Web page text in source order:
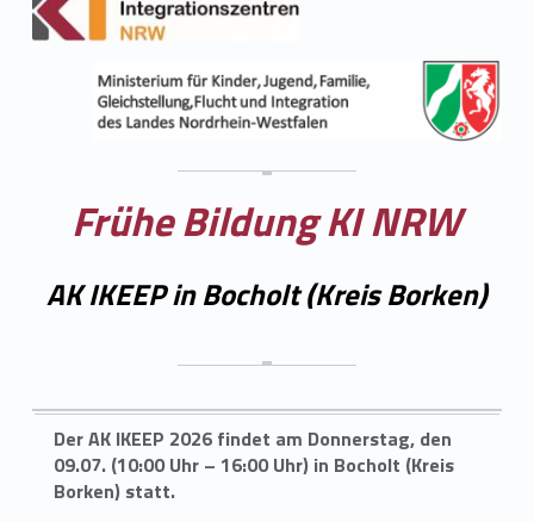
Frühe Bildung KI NRW
AK IKEEP in Bocholt (Kreis Borken)
Der AK IKEEP 2026 findet am Donnerstag, den
09.07. (10:00 Uhr – 16:00 Uhr) in Bocholt (Kreis
Borken) statt.